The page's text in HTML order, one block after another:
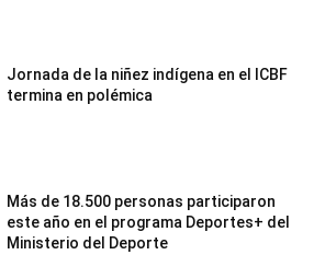
Jornada de la niñez indígena en el ICBF
termina en polémica
Más de 18.500 personas participaron
este año en el programa Deportes+ del
Ministerio del Deporte